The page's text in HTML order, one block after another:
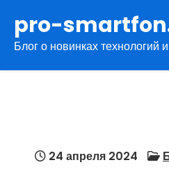
содержимому
pro-
Блог о новинках технологий
24 апреля 2024